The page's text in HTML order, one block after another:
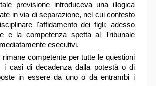
previsione introduceva una illogica
in via di separazione, nel cui contesto
l'affidamento dei figli; adesso
e la competenza spetta al Tribunale
esecutivi.
competente per tutte le questioni
i casi di decadenza dalla potestà o di
in essere da uno o da entrambi i